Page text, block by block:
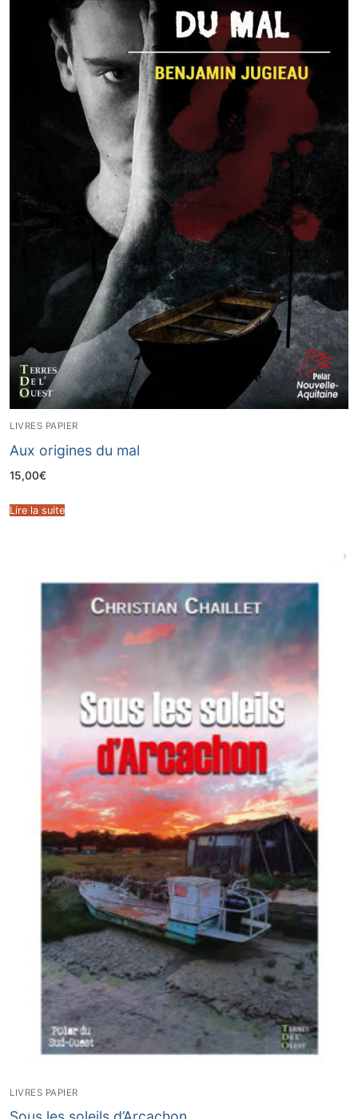
LIVRES PAPIER
Aux origines du mal
15,00€
Lire la suite
LIVRES PAPIER